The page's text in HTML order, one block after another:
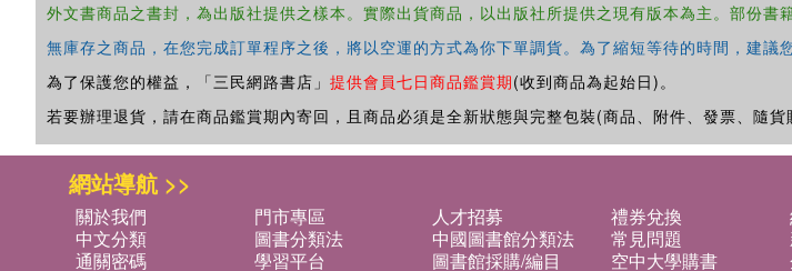
外文書商品之書封，為出版社提供之樣本。實際出貨商品，以出版社所提供之現有版本為主。部份書
無庫存之商品，在您完成訂單程序之後，將以空運的方式為你下單調貨。為了縮短等待的時間，建
為了保護您的權益，「三民網路書店」 提供會員七日商品鑑賞期(收到商品為起始日)。
若要辦理退貨，請在商品鑑賞期內寄回，且商品必須是全新狀態與完整包裝(商品、附件、發票、隨貨
網站導航 >>
關於我們 門市專區 人才招募 禮券兌換
中文分類
圖書分類法 中國圖書館分類法 常見問題
通關密碼
學習平台 圖書館採購/編目 空中大學購書